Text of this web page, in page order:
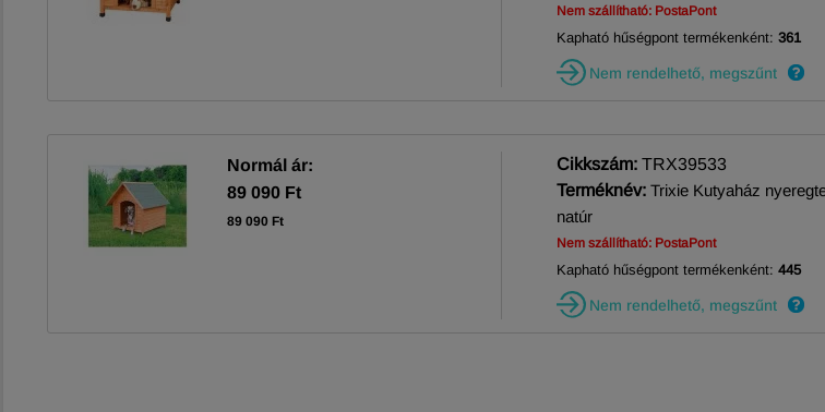
Nem szállítható: PostaPont
Kapható hűségpont termékenként: 361
Nem rendelhető, megszűnt
Normál ár:
89 090 Ft
89 090 Ft
Cikkszám: TRX39533
Terméknév: Trixie Kutyaház
natúr
Nem szállítható: PostaPont
Kapható hűségpont termékenként: 445
Nem rendelhető, megszűnt